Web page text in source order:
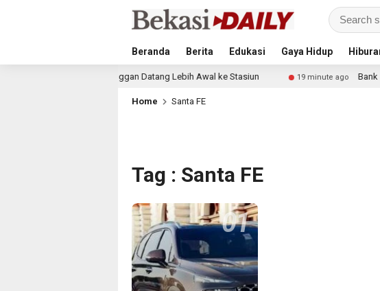
Beranda Berita Edukasi Gaya Hidup
2 Bandung Imbau Pelanggan Datang Lebih Awal ke Stasiun 19 minute ago Bank
Home Santa FE
Tag : Santa FE